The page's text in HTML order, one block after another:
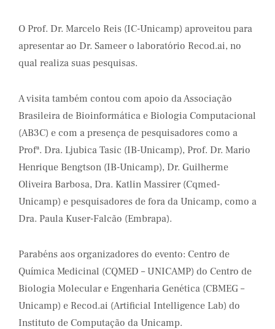
O Prof. Dr. Marcelo Reis (IC-Unicamp) aproveitou para
apresentar ao Dr. Sameer o laboratório Recod.ai, no
qual realiza suas pesquisas.
A visita também contou com apoio da Associação
Brasileira de Bioinformática e Biologia Computacional
(AB3C) e com a presença de pesquisadores como a
Profª. Dra. Ljubica Tasic (IB-Unicamp), Prof. Dr. Mario
Henrique Bengtson (IB-Unicamp), Dr. Guilherme
Oliveira Barbosa, Dra. Katlin Massirer (Cqmed-
Unicamp) e pesquisadores de fora da Unicamp, como a
Dra. Paula Kuser-Falcão (Embrapa).
Parabéns aos organizadores do evento: Centro de
Química Medicinal (CQMED – UNICAMP) do Centro de
Biologia Molecular e Engenharia Genética (CBMEG –
Unicamp) e Recod.ai (Artificial Intelligence Lab) do
Instituto de Computação da Unicamp.